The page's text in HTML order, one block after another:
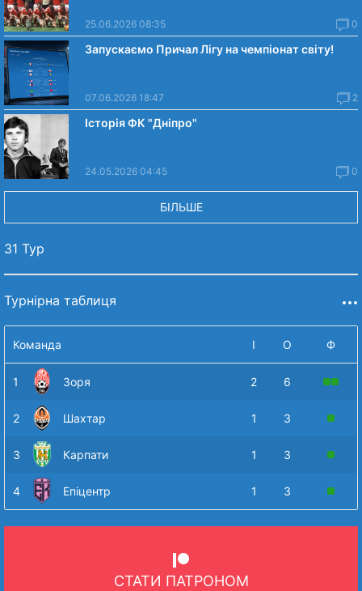
25.06.2026 08:35 0
Запускаємо Причал Лігу на чемпіонат світу!
07.06.2026 18:47 2
Історія ФК "Дніпро"
24.05.2026 04:45 0
БІЛЬШЕ
31 Тур
Турнірна таблиця
Команда І О Ф
1 Зоря 2 6
2 Шахтар 1 3
3 Карпати 1 3
4 Епіцентр 1 3
СТАТИ ПАТРОНОМ